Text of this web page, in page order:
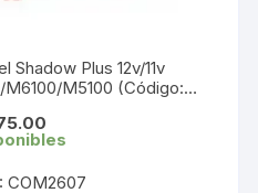
Shadow Plus 12v/11v
M5100 (Código:
COM2607